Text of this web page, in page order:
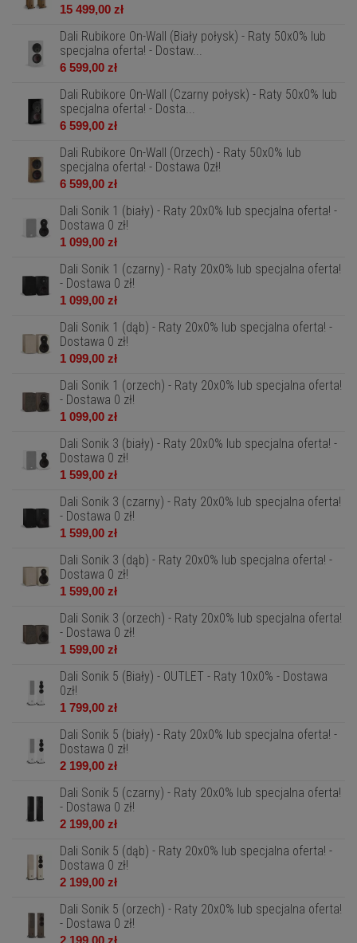
15 499,00 zł
Dali Rubikore On-Wall (Biały połysk) - Raty 50x0% lub
specjalna oferta! - Dostaw...
6 599,00 zł
Dali Rubikore On-Wall (Czarny połysk) - Raty 50x0% lub
specjalna oferta! - Dosta...
6 599,00 zł
Dali Rubikore On-Wall (Orzech) - Raty 50x0% lub
specjalna oferta! - Dostawa 0zł!
6 599,00 zł
Dali Sonik 1 (biały) - Raty 20x0% lub specjalna oferta! -
Dostawa 0 zł!
1 099,00 zł
Dali Sonik 1 (czarny) - Raty 20x0% lub specjalna oferta!
- Dostawa 0 zł!
1 099,00 zł
Dali Sonik 1 (dąb) - Raty 20x0% lub specjalna oferta! -
Dostawa 0 zł!
1 099,00 zł
Dali Sonik 1 (orzech) - Raty 20x0% lub specjalna oferta!
- Dostawa 0 zł!
1 099,00 zł
Dali Sonik 3 (biały) - Raty 20x0% lub specjalna oferta! -
Dostawa 0 zł!
1 599,00 zł
Dali Sonik 3 (czarny) - Raty 20x0% lub specjalna oferta!
- Dostawa 0 zł!
1 599,00 zł
Dali Sonik 3 (dąb) - Raty 20x0% lub specjalna oferta! -
Dostawa 0 zł!
1 599,00 zł
Dali Sonik 3 (orzech) - Raty 20x0% lub specjalna oferta!
- Dostawa 0 zł!
1 599,00 zł
Dali Sonik 5 (Biały) - OUTLET - Raty 10x0% - Dostawa
0zł!
1 799,00 zł
Dali Sonik 5 (biały) - Raty 20x0% lub specjalna oferta! -
Dostawa 0 zł!
2 199,00 zł
Dali Sonik 5 (czarny) - Raty 20x0% lub specjalna oferta!
- Dostawa 0 zł!
2 199,00 zł
Dali Sonik 5 (dąb) - Raty 20x0% lub specjalna oferta! -
Dostawa 0 zł!
2 199,00 zł
Dali Sonik 5 (orzech) - Raty 20x0% lub specjalna oferta!
- Dostawa 0 zł!
2 199,00 zł